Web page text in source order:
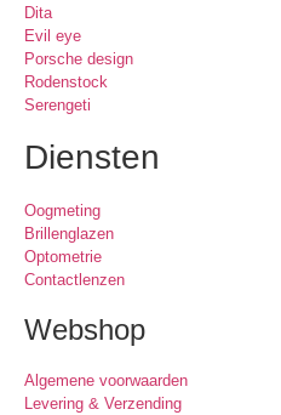
Dita
Evil eye
Porsche design
Rodenstock
Serengeti
Diensten
Oogmeting
Brillenglazen
Optometrie
Contactlenzen
Webshop
Algemene voorwaarden
Levering & Verzending